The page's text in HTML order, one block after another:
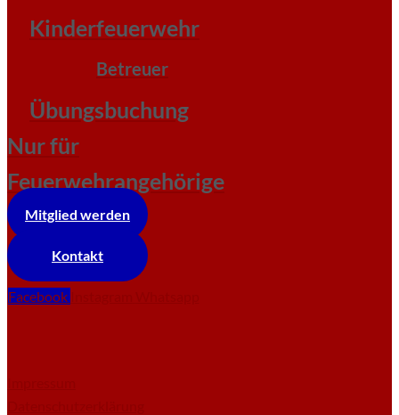
Kinderfeuerwehr
Betreuer
Übungsbuchung
Nur für
Feuerwehrangehörige
Mitglied werden
Kontakt
Facebook